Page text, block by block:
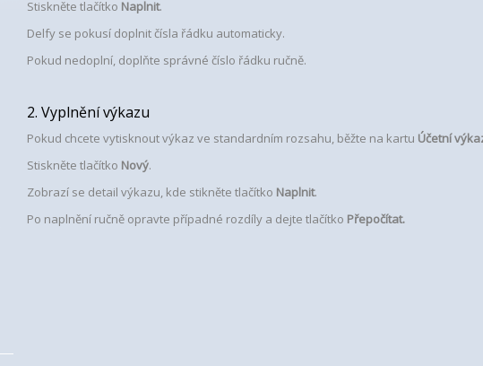
Stiskněte tlačítko Naplnit.
Delfy se pokusí doplnit čísla řádku automaticky.
Pokud nedoplní, doplňte správné číslo řádku ručně.
2. Vyplnění výkazu
Pokud chcete vytisknout výkaz ve standardním rozsahu, běžte na kartu Účetní
Stiskněte tlačítko Nový.
Zobrazí se detail výkazu, kde stikněte tlačítko Naplnit.
Po naplnění ručně opravte případné rozdíly a dejte tlačítko Přepočítat.